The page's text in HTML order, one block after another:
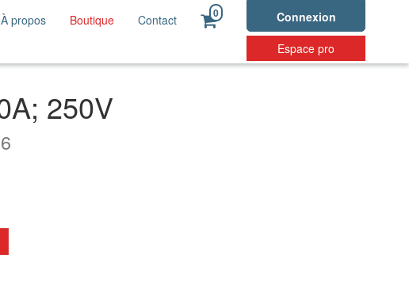
Connexion
Espace pro
À propos Boutique Contact 0
250V